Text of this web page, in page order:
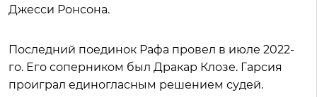
Джесси Ронсона.
Последний поединок Рафа провел в июле 2022-
го. Его соперником был Дракар Клозе. Гарсия
проиграл единогласным решением судей.